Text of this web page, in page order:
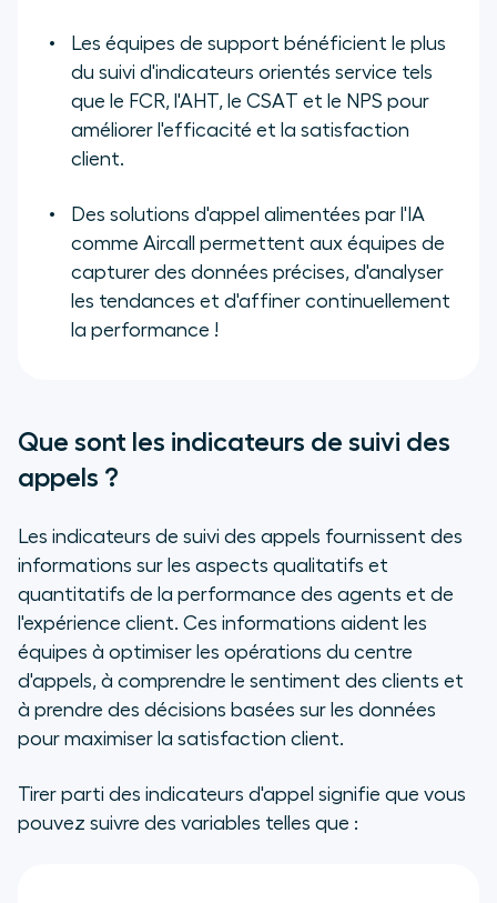
Les équipes de support bénéficient le plus
du suivi d'indicateurs orientés service tels
que le FCR, l'AHT, le CSAT et le NPS pour
améliorer l'efficacité et la satisfaction
client.
Des solutions d'appel alimentées par l'IA
comme Aircall permettent aux équipes de
capturer des données précises, d'analyser
les tendances et d'affiner continuellement
la performance !
Que sont les indicateurs de suivi des
appels ?
Les indicateurs de suivi des appels fournissent des
informations sur les aspects qualitatifs et
quantitatifs de la performance des agents et de
l'expérience client. Ces informations aident les
équipes à optimiser les opérations du centre
d'appels, à comprendre le sentiment des clients et
à prendre des décisions basées sur les données
pour maximiser la satisfaction client.
Tirer parti des indicateurs d'appel signifie que vous
pouvez suivre des variables telles que :